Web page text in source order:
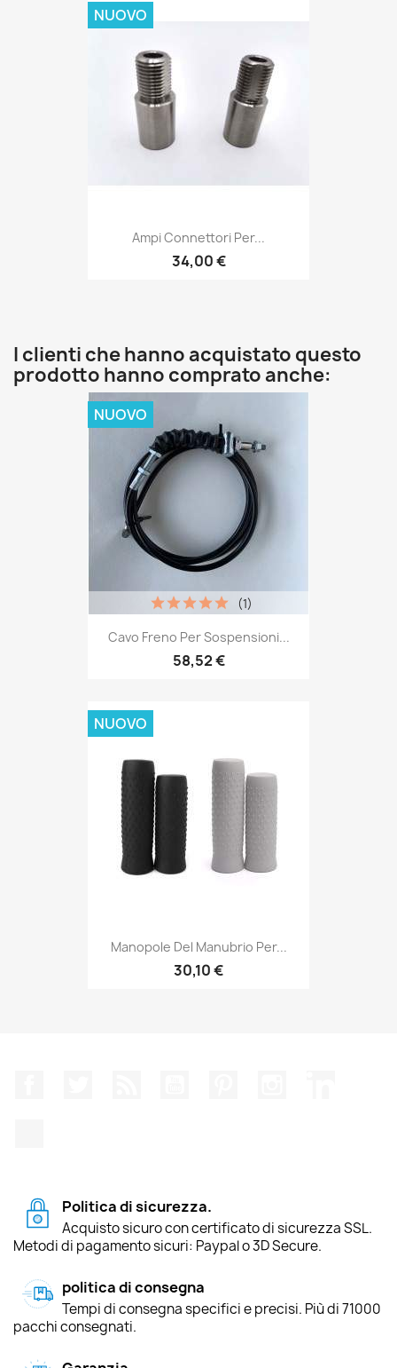
Ampi Connettori Per...
34,00 €
NUOVO
I clienti che hanno acquistato questo
prodotto hanno comprato anche:
Cavo Freno Per Sospensioni...
58,52 €
(1)
NUOVO
Manopole Del Manubrio Per...
30,10 €
NUOVO
Politica di sicurezza.
Acquisto sicuro con certificato di sicurezza SSL.
Metodi di pagamento sicuri: Paypal o 3D Secure.
politica di consegna
Tempi di consegna specifici e precisi. Più di 71000
pacchi consegnati.